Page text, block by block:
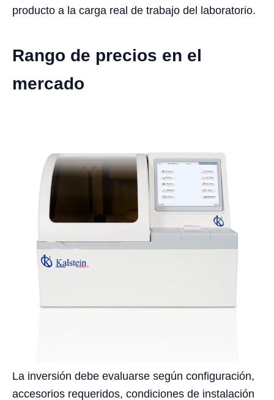
producto a la carga real de trabajo del laboratorio.
Rango de precios en el
mercado
La inversión debe evaluarse según configuración,
accesorios requeridos, condiciones de instalación